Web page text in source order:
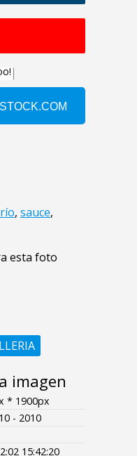
río, sauce,
esta foto
imagen
* 1900px
- 2010
15:42:20